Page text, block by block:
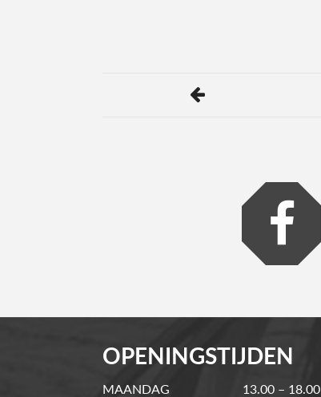
OPENINGSTIJDEN
MAANDAG
13.00 – 18.00